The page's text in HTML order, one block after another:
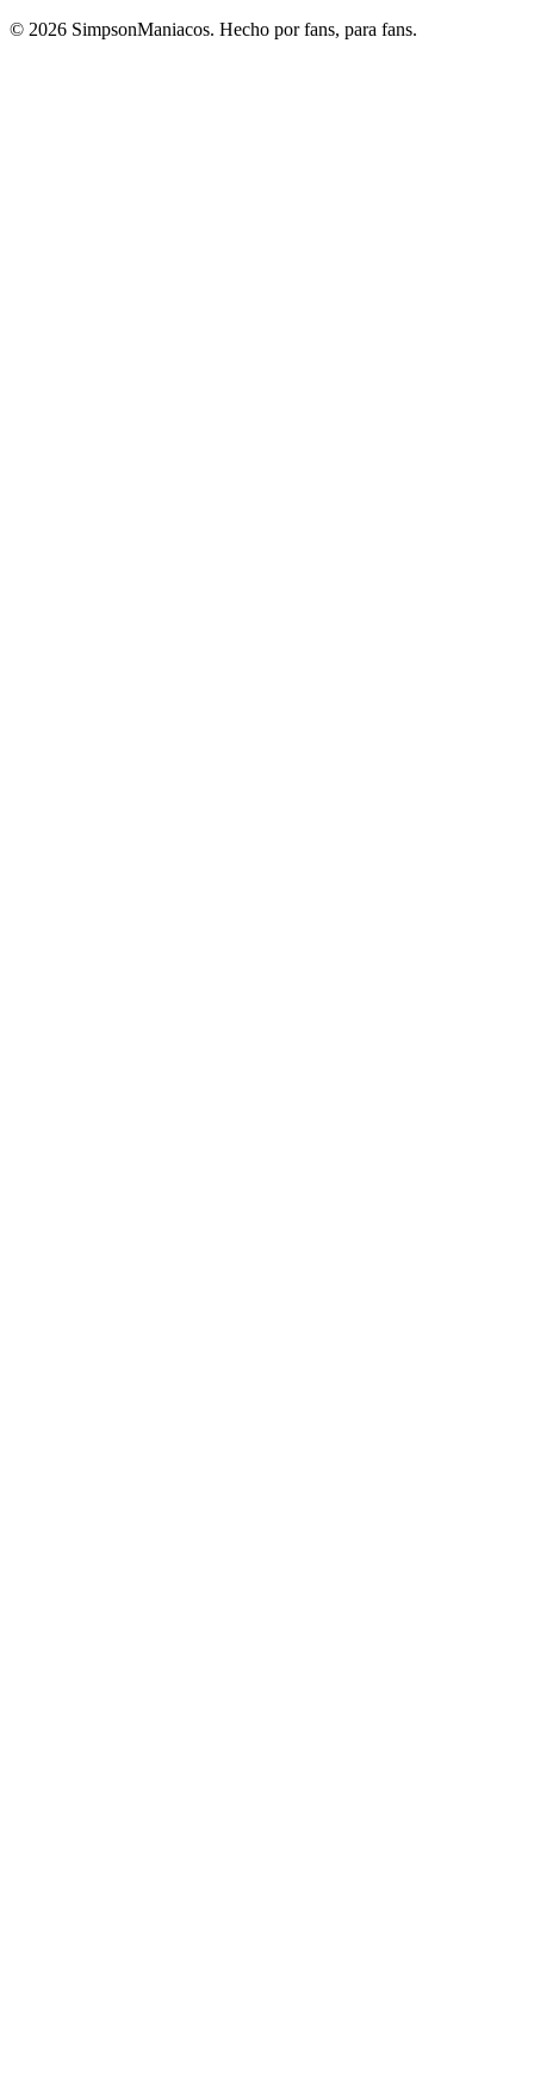
© 2026 SimpsonManiacos. Hecho por fans, para fans.